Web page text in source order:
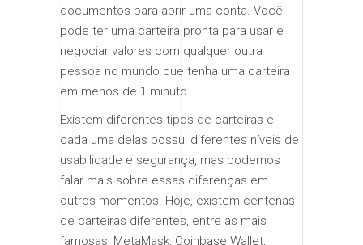
documentos para abrir uma conta. Você
pode ter uma carteira pronta para usar e
negociar valores com qualquer outra
pessoa no mundo que tenha uma carteira
em menos de 1 minuto.
Existem diferentes tipos de carteiras e
cada uma delas possui diferentes níveis de
usabilidade e segurança, mas podemos
falar mais sobre essas diferenças em
outros momentos. Hoje, existem centenas
de carteiras diferentes, entre as mais
famosas: MetaMask, Coinbase Wallet,